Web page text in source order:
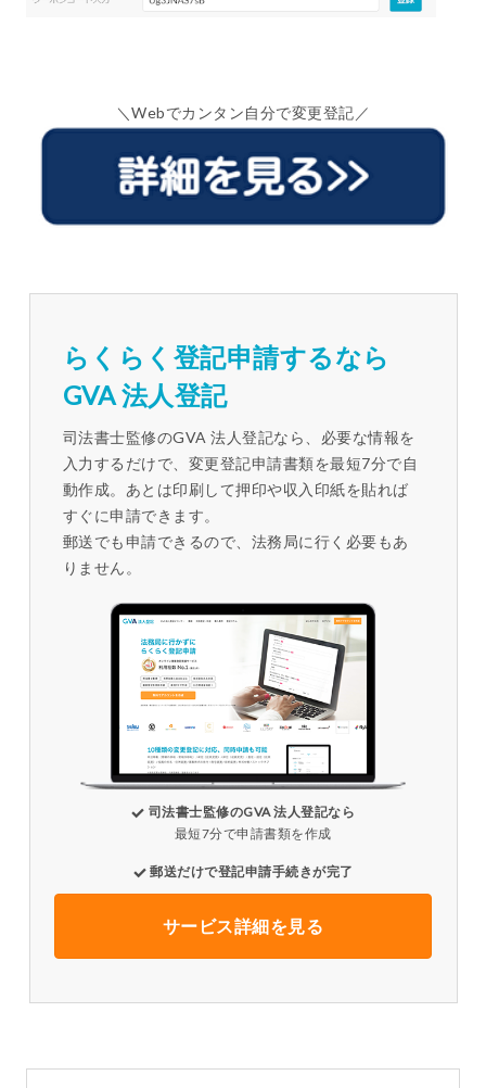
＼Webでカンタン自分で変更登記／
らくらく登記申請するなら
GVA 法人登記
司法書士監修のGVA 法人登記なら、必要な情報を
入力するだけで、変更登記申請書類を最短7分で自
動作成。あとは印刷して押印や収入印紙を貼れば
すぐに申請できます。
郵送でも申請できるので、法務局に行く必要もあ
りません。
司法書士監修のGVA 法人登記なら
最短7分で申請書類を作成
郵送だけで登記申請手続きが完了
サービス詳細を見る